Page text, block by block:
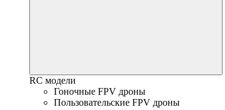
RC модели
Гоночные FPV дроны
Пользовательские FPV дроны